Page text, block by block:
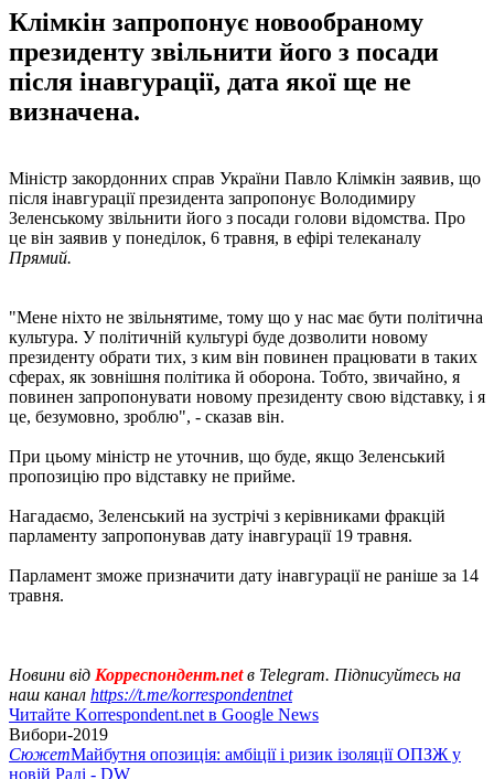
Клімкін запропонує новообраному
президенту звільнити його з посади
після інавгурації, дата якої ще не
визначена.
Міністр закордонних справ України Павло Клімкін заявив, що
після інавгурації президента запропонує Володимиру
Зеленському звільнити його з посади голови відомства. Про
це він заявив у понеділок, 6 травня, в ефірі телеканалу
Прямий.
"Мене ніхто не звільнятиме, тому що у нас має бути політична
культура. У політичній культурі буде дозволити новому
президенту обрати тих, з ким він повинен працювати в таких
сферах, як зовнішня політика й оборона. Тобто, звичайно, я
повинен запропонувати новому президенту свою відставку, і я
це, безумовно, зроблю", - сказав він.
При цьому міністр не уточнив, що буде, якщо Зеленський
пропозицію про відставку не прийме.
Нагадаємо, Зеленський на зустрічі з керівниками фракцій
парламенту запропонував дату інавгурації 19 травня.
Парламент зможе призначити дату інавгурації не раніше за 14
травня.
Новини від Корреспондент.netв Telegram. Підписуйтесь на
наш канал https://t.me/korrespondentnet
Читайте Korrespondent.net в Google News
Вибори-2019
СюжетМайбутня опозиція: амбіції і ризик ізоляції ОПЗЖ у
новій Раді - DW